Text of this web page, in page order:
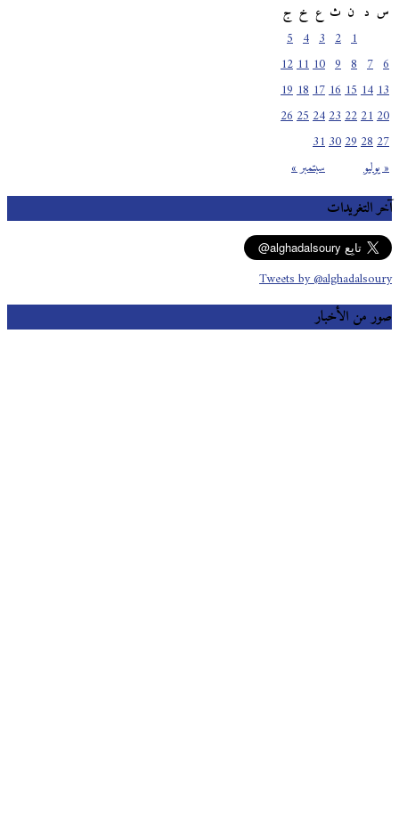
س
ث خ ج
« يوليو سبتمبر »
10
11
12
13
14
15
16
17
18
19
20
21
22
23
24
25
26
27
28
29
30
31
آخر التغريدات
Tweets by @alghadalsoury
صور من الأخبار